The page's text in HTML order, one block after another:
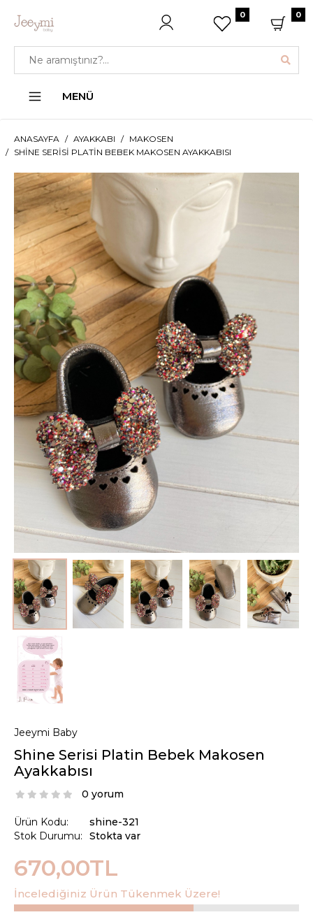
0 0
MENÜ
ANASAYFA AYAKKABI
MAKOSEN
SHINE SERISI PLATIN BEBEK MAKOSEN AYAKKABISI
Jeeymi Baby
Shine Serisi Platin Bebek Makosen
Ayakkabısı
0 yorum
Ürün Kodu:
Stok Durumu:
shine-321
Stokta var
670,00TL
İncelediğiniz Ürün Tükenmek Üzere!